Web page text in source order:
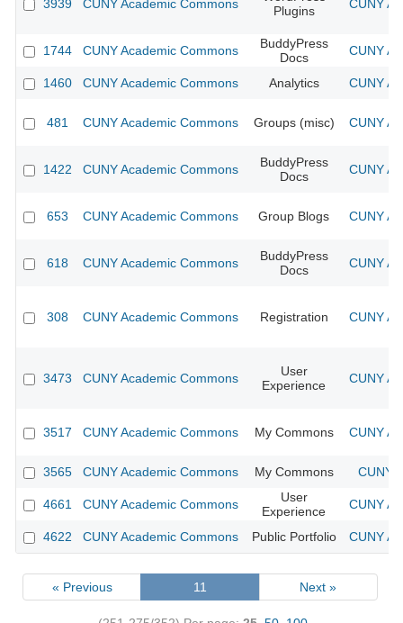
3939 CUNY Academic Commons
Plugins
CUNY
1744 CUNY Academic Commons
BuddyPress
Docs
CUNY
1460 CUNY Academic Commons Analytics CUNY
481 CUNY Academic Commons Groups (misc) CUNY
1422 CUNY Academic Commons
BuddyPress
Docs
CUNY
653 CUNY Academic Commons Group Blogs CUNY
618 CUNY Academic Commons
BuddyPress
Docs
CUNY
308 CUNY Academic Commons Registration CUNY
3473 CUNY Academic Commons
User
Experience
CUNY
3517 CUNY Academic Commons My Commons CUNY
3565 CUNY Academic Commons My Commons CUNY
4661 CUNY Academic Commons
User
Experience
CUNY
4622 CUNY Academic Commons Public Portfolio CUNY
« Previous 11 Next »